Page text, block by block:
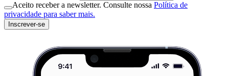
Aceito receber a newsletter. Consulte nossa Política de
privacidade para saber mais.
Inscrever-se